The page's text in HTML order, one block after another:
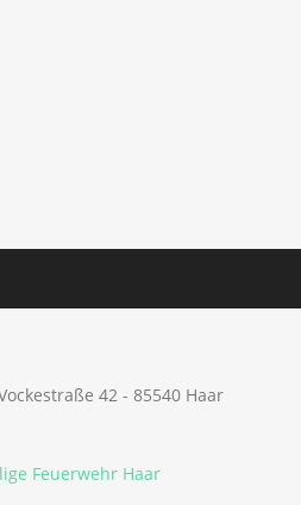
42 - 85540 Haar
Feuerwehr Haar